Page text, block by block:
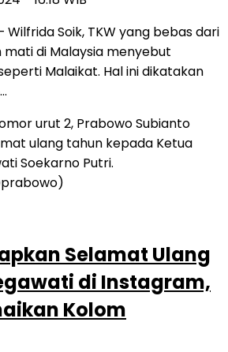
– Wilfrida Soik, TKW yang bebas dari
di Malaysia menyebut
Malaikat. Hal ini dikatakan
Selamat Ulang
di Instagram,
Kolom